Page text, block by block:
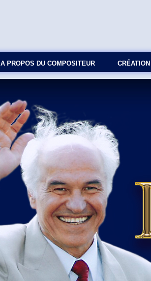
A PROPOS DU COMPOSITEUR СRÉATION